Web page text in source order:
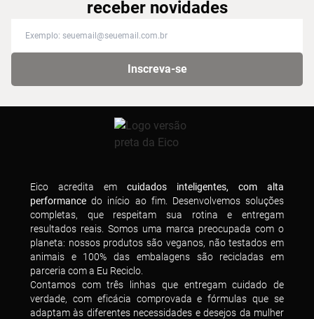
receber novidades
Inscreva-se
Eico acredita em cuidados inteligentes, com alta
performance do início ao fim. Desenvolvemos soluções
completas, que respeitam sua rotina e entregam
resultados reais. Somos uma marca preocupada com o
planeta: nossos produtos são veganos, não testados em
animais e 100% das embalagens são recicladas em
parceria com a Eu Reciclo.
Contamos com três linhas que entregam cuidado de
verdade, com eficácia comprovada e fórmulas que se
adaptam às diferentes necessidades e desejos da mulher